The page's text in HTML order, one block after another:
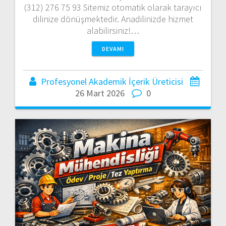
(312) 276 75 93 Sitemiz otomatik olarak tarayıcı
dilinize dönüşmektedir. Anadilinizde hizmet
alabilirsiniz!…
DEVAMI
Profesyonel Akademik İçerik Üreticisi
26 Mart 2026
0